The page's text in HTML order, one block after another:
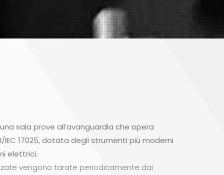
sala prove all’avanguardia che opera
17025, dotata degli strumenti più moderni
elettrici.
vengono tarate periodicamente dai